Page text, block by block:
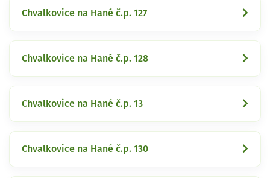
Chvalkovice na Hané č.p. 127
Chvalkovice na Hané č.p. 128
Chvalkovice na Hané č.p. 13
Chvalkovice na Hané č.p. 130